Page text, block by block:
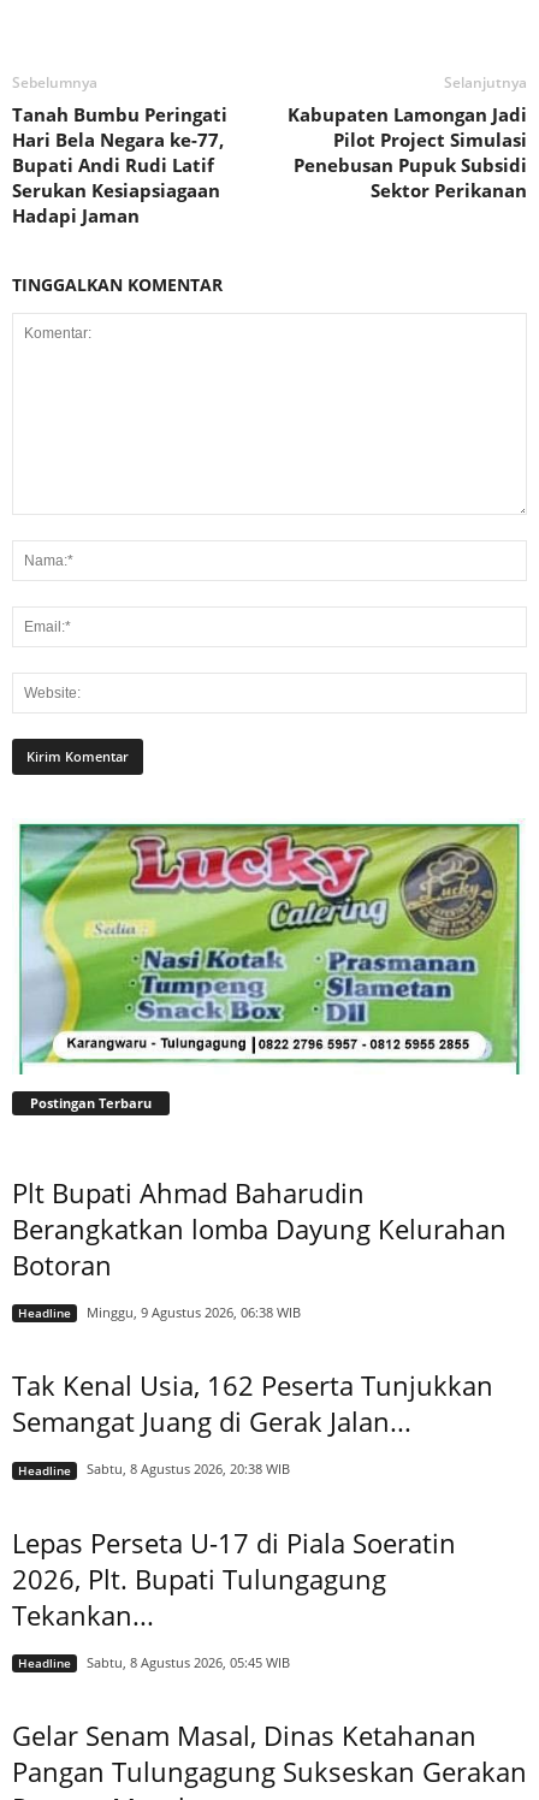
Sebelumnya
Tanah Bumbu Peringati
Hari Bela Negara ke-77,
Bupati Andi Rudi Latif
Serukan Kesiapsiagaan
Hadapi Jaman
Selanjutnya
Kabupaten Lamongan Jadi
Pilot Project Simulasi
Penebusan Pupuk Subsidi
Sektor Perikanan
TINGGALKAN KOMENTAR
Postingan Terbaru
Plt Bupati Ahmad Baharudin
Berangkatkan lomba Dayung Kelurahan
Botoran
Headline Minggu, 9 Agustus 2026, 06:38 WIB
Tak Kenal Usia, 162 Peserta Tunjukkan
Semangat Juang di Gerak Jalan...
Headline Sabtu, 8 Agustus 2026, 20:38 WIB
Lepas Perseta U-17 di Piala Soeratin
2026, Plt. Bupati Tulungagung
Tekankan...
Headline Sabtu, 8 Agustus 2026, 05:45 WIB
Gelar Senam Masal, Dinas Ketahanan
Pangan Tulungagung Sukseskan Gerakan